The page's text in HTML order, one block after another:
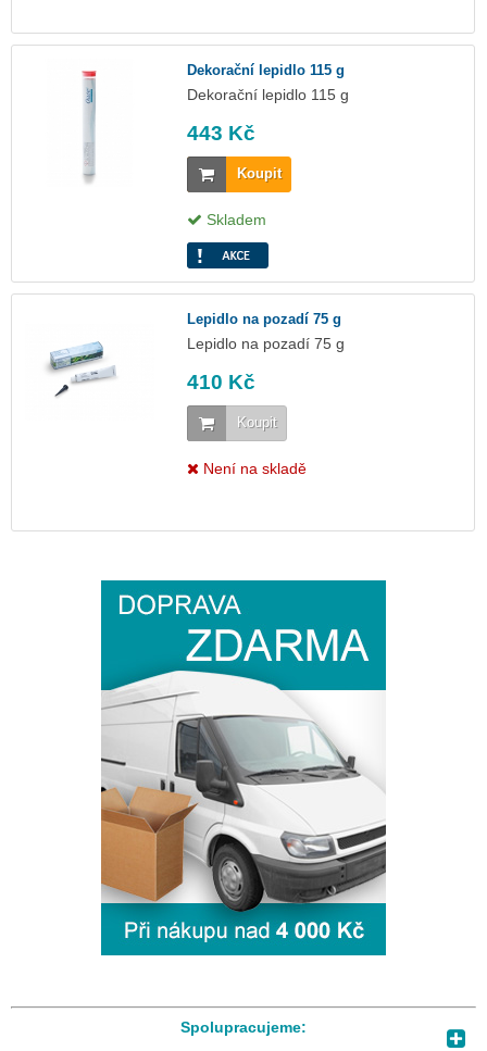
Dekorační lepidlo 115 g
Dekorační lepidlo 115 g
443 Kč
Koupit
Skladem
Lepidlo na pozadí 75 g
Lepidlo na pozadí 75 g
410 Kč
Koupit
Není na skladě
Spolupracujeme: